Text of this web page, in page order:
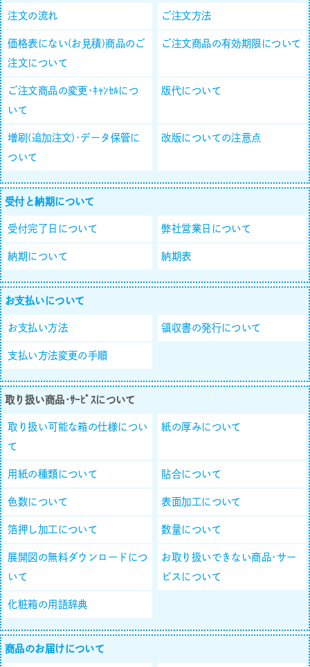
注文の流れ ご注文方法
価格表にない(お見積)商品のご
注文について
ご注文商品の有効期限について
ご注文商品の変更･ｷｬﾝｾﾙにつ
いて
版代について
増刷(追加注文)･データ保管に
ついて
改版についての注意点
受付と納期について
受付完了日について 弊社営業日について
納期について 納期表
お支払いについて
お支払い方法 領収書の発行について
支払い方法変更の手順
取り扱い商品･ｻｰﾋﾞｽについて
取り扱い可能な箱の仕様につい
て
紙の厚みについて
用紙の種類について 貼合について
色数について 表面加工について
箔押し加工について 数量について
展開図の無料ダウンロードにつ
いて
お取り扱いできない商品･サー
ビスについて
化粧箱の用語辞典
商品のお届けについて